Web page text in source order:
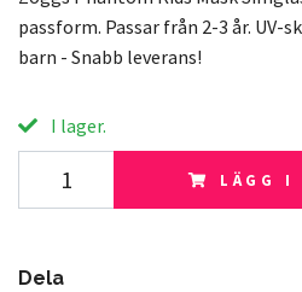
passform. Passar från 2-3 år. UV-
barn - Snabb leverans!
I lager.
LÄGG I
Dela